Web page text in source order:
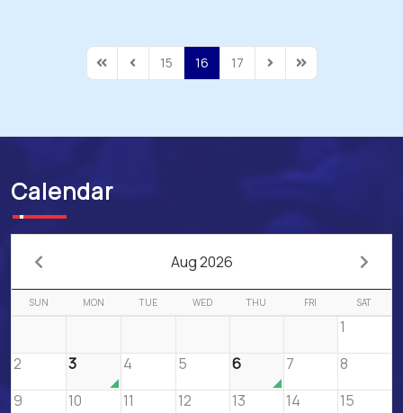
First PagePrevious Page
15 16 17 Next PageLast Page
Calendar
Aug 2026
SUN MON TUE WED THU FRI SAT
1
2
3 4 5 6 7
8
9
10 11 12 13 14
15